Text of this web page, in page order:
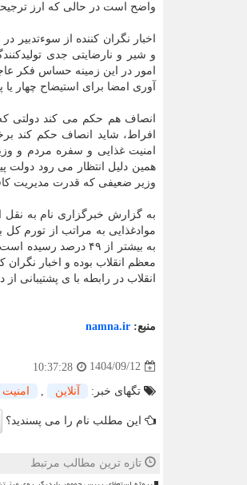
واضح است در حالی که ارز
اخبار نگران کننده از
و شیر و نارضایتی جدی
امور در این زمینه حساس فکر
آوری امضا برای استیضاح چهار
انصاف هم حکم می کند دولتی
افراط، شاید انصاف حکم کند
امنیت غذایی و سفره مردم و
همین دلیل انتظار می رود دولت
وزیر ضعیفی که قدرت مدیریت
به گزارش خبرگزاری نام به نقل
موادغذایی به مراتب از تورم
معظم انقلاب بوده و اخبار
انقلاب در رابطه با ی پشتیبانی
منبع: namna.ir
1404/09/12
10:37:28
تگهای خبر: آنلاین امنیت
این مطلب نام را می پسندید؟
تازه ترین مطالب مرتبط